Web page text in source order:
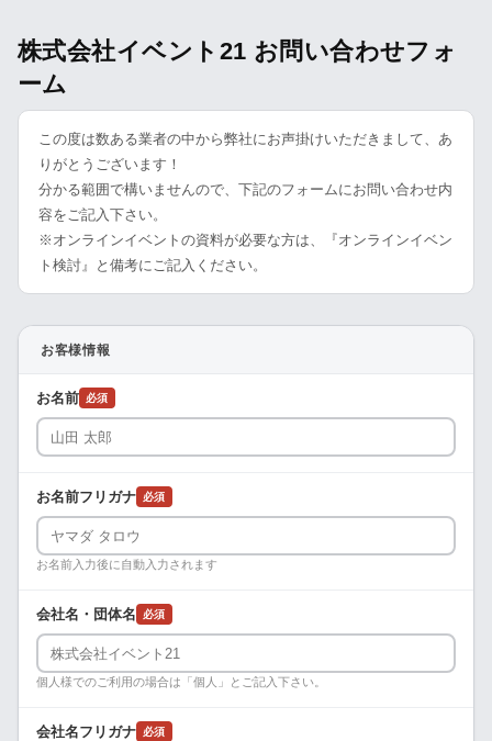
株式会社イベント21 お問い合わせフォ
ーム
この度は数ある業者の中から弊社にお声掛けいただきまして、あ
りがとうございます！
分かる範囲で構いませんので、下記のフォームにお問い合わせ内
容をご記入下さい。
※オンラインイベントの資料が必要な方は、『オンラインイベン
ト検討』と備考にご記入ください。
お客様情報
お名前 必須
お名前フリガナ 必須
お名前入力後に自動入力されます
会社名・団体名 必須
個人様でのご利用の場合は「個人」とご記入下さい。
会社名フリガナ 必須